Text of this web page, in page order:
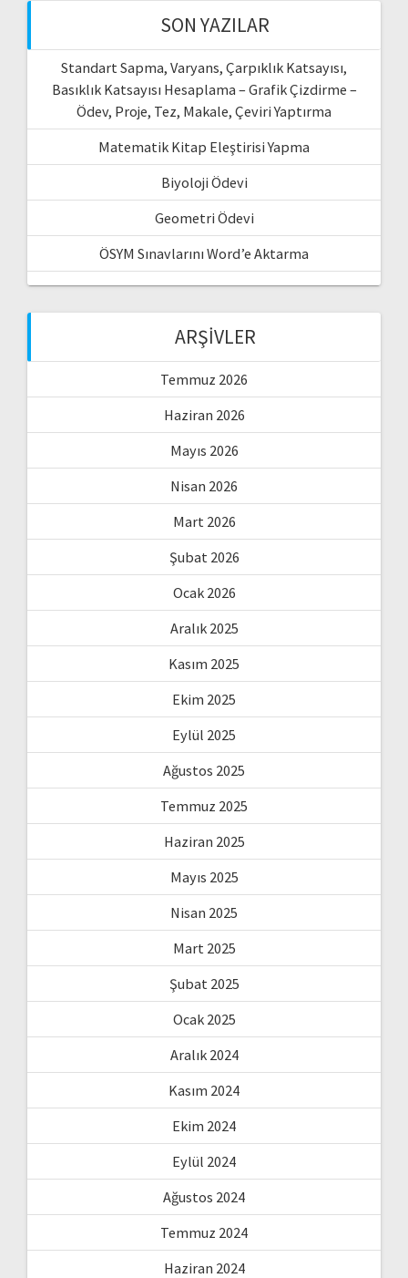
SON YAZILAR
Standart Sapma, Varyans, Çarpıklık Katsayısı,
Basıklık Katsayısı Hesaplama – Grafik Çizdirme –
Ödev, Proje, Tez, Makale, Çeviri Yaptırma
Matematik Kitap Eleştirisi Yapma
Biyoloji Ödevi
Geometri Ödevi
ÖSYM Sınavlarını Word’e Aktarma
ARŞIVLER
Temmuz 2026
Haziran 2026
Mayıs 2026
Nisan 2026
Mart 2026
Şubat 2026
Ocak 2026
Aralık 2025
Kasım 2025
Ekim 2025
Eylül 2025
Ağustos 2025
Temmuz 2025
Haziran 2025
Mayıs 2025
Nisan 2025
Mart 2025
Şubat 2025
Ocak 2025
Aralık 2024
Kasım 2024
Ekim 2024
Eylül 2024
Ağustos 2024
Temmuz 2024
Haziran 2024